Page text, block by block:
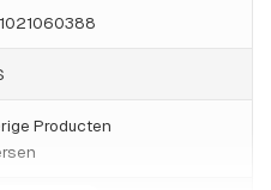
Producten